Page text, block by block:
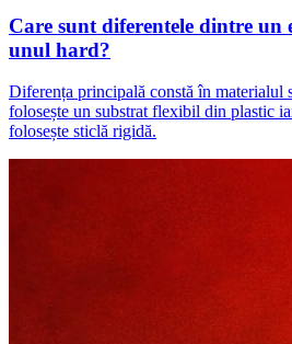
Care sunt diferentele dintre un
unul hard?
Diferența principală constă în
folosește un substrat flexibil din plastic
folosește sticlă rigidă.